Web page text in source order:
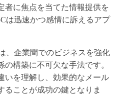
者に焦点を当てた情報提供を
は迅速かつ感情に訴えるアプ
、企業間でのビジネスを強化
構築に不可欠な手法です。
いを理解し、効果的なメール
ることが成功の鍵となりま